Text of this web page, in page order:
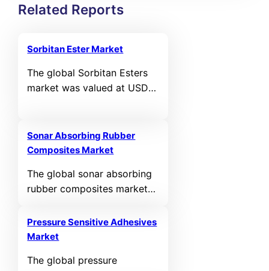
Related Reports
Sorbitan Ester Market
The global Sorbitan Esters
market was valued at USD
1,571.5 million by 2032,
registering a CAGR of 5.4%
Sonar Absorbing Rubber
Composites Market
The global sonar absorbing
rubber composites market
million in 2024 and is
projected to reach USD
expanding at a compound
Pressure Sensitive Adhesives
Market
The global pressure